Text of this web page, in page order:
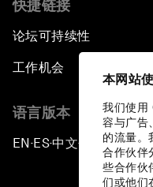
本网站
我们使用
容与广告
的流量。
合作伙伴
些合作伙
们或他们
快捷链接
论坛可持续性
工作机会
语言版本
EN ▪ES▪中文▪ 日本語